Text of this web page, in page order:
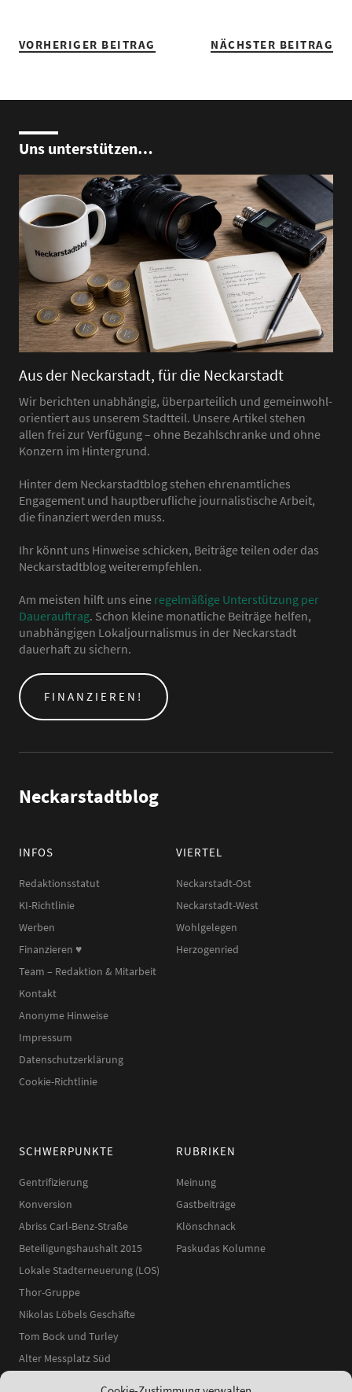
VORHERIGER BEITRAG NÄCHSTER BEITRAG
Uns unterstützen…
Aus der Neckarstadt, für die Neckarstadt
Wir berichten unabhängig, überparteilich und gemeinwohl-
orientiert aus unserem Stadtteil. Unsere Artikel stehen
allen frei zur Verfügung – ohne Bezahlschranke und ohne
Konzern im Hintergrund.
Hinter dem Neckarstadtblog stehen ehrenamtliches
Engagement und hauptberufliche journalistische Arbeit,
die finanziert werden muss.
Ihr könnt uns Hinweise schicken, Beiträge teilen oder das
Neckarstadtblog weiterempfehlen.
Am meisten hilft uns eine regelmäßige Unterstützung per
Dauerauftrag. Schon kleine monatliche Beiträge helfen,
unabhängigen Lokaljournalismus in der Neckarstadt
dauerhaft zu sichern.
FINANZIEREN!
Neckarstadtblog
INFOS
Redaktionsstatut
KI-Richtlinie
Werben
Finanzieren ♥︎
Team – Redaktion & Mitarbeit
Kontakt
Anonyme Hinweise
Impressum
Datenschutzerklärung
Cookie-Richtlinie
VIERTEL
Neckarstadt-Ost
Neckarstadt-West
Wohlgelegen
Herzogenried
SCHWERPUNKTE
Gentrifizierung
Konversion
Abriss Carl-Benz-Straße
Beteiligungshaushalt 2015
Lokale Stadterneuerung (LOS)
Thor-Gruppe
Nikolas Löbels Geschäfte
Tom Bock und Turley
Alter Messplatz Süd
RUBRIKEN
Meinung
Gastbeiträge
Klönschnack
Paskudas Kolumne